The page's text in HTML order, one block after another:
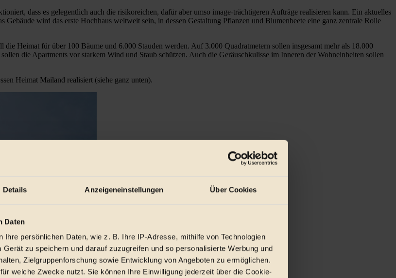
Details Anzeigeneinstellungen Über Cookies
Daten
Ihre persönlichen Daten, wie z. B. Ihre IP-Adresse, mithilfe von Technologien
zu speichern und darauf zuzugreifen und so personalisierte Werbung und
Zielgruppenforschung sowie Entwicklung von Angeboten zu ermöglichen.
welche Zwecke nutzt. Sie können Ihre Einwilligung jederzeit über die Cookie-
dass es gelegentlich auch die risikoreichen, dafür aber umso image-trächtigeren Aufträge realisieren kann. Ein aktuelles
wird das erste Hochhaus weltweit sein, in dessen Gestaltung Pflanzen und Blumenbeete eine ganz zentrale Rolle
Heimat für über 100 Bäume und 6.000 Stauden werden. Auf 3.000 Quadratmetern sollen insgesamt mehr als 18.000
die Apartments vor starkem Wind und Staub schützen. Auch die Geräuschkulisse im Inneren der Wohneinheiten sollen
Heimat Mailand realisiert (siehe ganz unten).